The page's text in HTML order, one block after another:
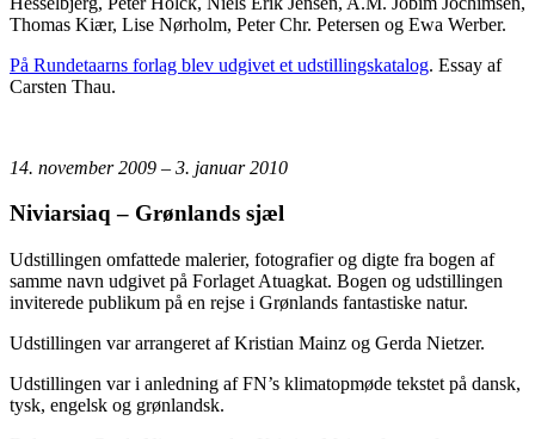
Thomas Kiær, Lise Nørholm, Peter Chr. Petersen og Ewa Werber.
På Rundetaarns forlag blev udgivet et udstillingskatalog. Essay af
Carsten Thau.
14. november 2009 – 3. januar 2010
Niviarsiaq – Grønlands sjæl
Udstillingen omfattede malerier, fotografier og digte fra bogen af
samme navn udgivet på Forlaget Atuagkat. Bogen og udstillingen
inviterede publikum på en rejse i Grønlands fantastiske natur.
Udstillingen var arrangeret af Kristian Mainz og Gerda Nietzer.
Udstillingen var i anledning af FN’s klimatopmøde tekstet på dansk,
tysk, engelsk og grønlandsk.